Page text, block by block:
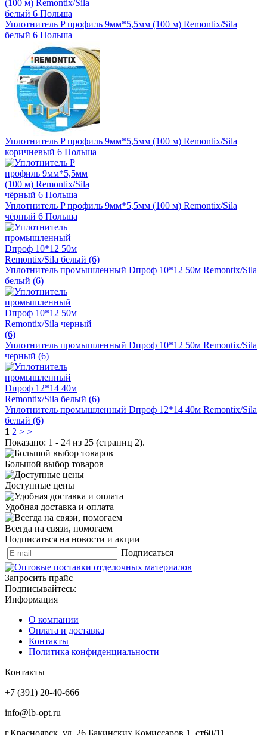
Уплотнитель P профиль 9мм*5,5мм (100 м) Remontix/Sila
белый 6 Польша
Уплотнитель P профиль 9мм*5,5мм (100 м) Remontix/Sila
коричневый 6 Польша
Уплотнитель P профиль 9мм*5,5мм (100 м) Remontix/Sila
чёрный 6 Польша
Уплотнитель промышленный Dпроф 10*12 50м Remontix/Sila
белый (6)
Уплотнитель промышленный Dпроф 10*12 50м Remontix/Sila
черный (6)
Уплотнитель промышленный Dпроф 12*14 40м Remontix/Sila
белый (6)
1 2 > >|
Показано: 1 - 24 из 25 (страниц 2).
Большой выбор товаров
Доступные цены
Удобная доставка и оплата
Всегда на связи, помогаем
Подписаться на новости и акции
Подписаться
Запросить прайс
Подписывайтесь:
Информация
О компании
Оплата и доставка
Контакты
Политика конфиденциальности
Контакты
+7 (391) 20-40-666
info@lb-opt.ru
г.Красноярск, ул. 26 Бакинских Комиссаров 1, ст60/11